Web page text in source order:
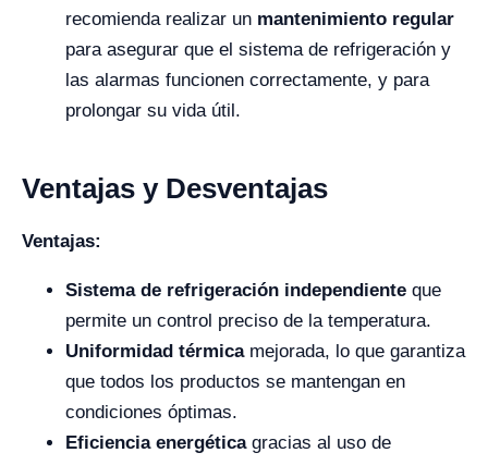
recomienda realizar un mantenimiento regular
para asegurar que el sistema de refrigeración y
las alarmas funcionen correctamente, y para
prolongar su vida útil.
Ventajas y Desventajas
Ventajas:
Sistema de refrigeración independiente que
permite un control preciso de la temperatura.
Uniformidad térmicamejorada, lo que garantiza
que todos los productos se mantengan en
condiciones óptimas.
Eficiencia energéticagracias al uso de